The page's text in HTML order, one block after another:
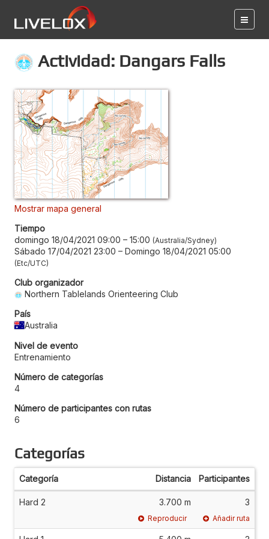
Actividad: Dangars Falls
Mostrar mapa general
Tiempo
domingo 18/04/2021 09:00 – 15:00 Australia/Sydney
Sábado 17/04/2021 23:00 – Domingo 18/04/2021 05:00
Etc/UTC
Club organizador
Northern Tablelands Orienteering Club
País
Australia
Nivel de evento
Entrenamiento
Número de categorías
4
Número de participantes con rutas
6
Categorías
Categoría Distancia Participantes
Hard 2 3.700 m 3
Reproducir Añadir ruta